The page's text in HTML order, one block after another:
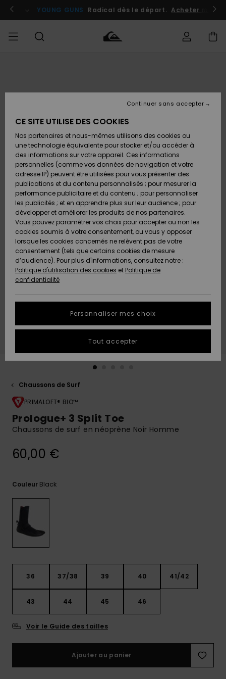
l'information
le
Se connecter / s'inscrire
YOUNG GUNS Radical dès le départ. Acheter
Chaussures
& Tongs
Surf
Snow
Nouveautés
A
Découvrir
Chaussures
& Tongs
Surf
Snow
Nouveautés
A
Découvrir
FEMME
A
Découvrir
Snow
SURF
Surf
Shop
Enfant
Highlights
Communauté
SNOW
Snow
Shop
Enfant
Snow
Shop
Femme
A
Découvrir
Communauté
OUTLET
Enfant
Outlet
Femme
AIDE &
CONTACT
Retours
Paiement
Carte
Cadeau
Quiksilver
Freedom
Protection
des
tailles
conversation
obtenir la
plus rapide
question.
Consulter
MAGASINS
QUIKSILVER
Chaussons de Surf
PRIMALOFT® BIO™
Prologue+ 3 Split Toe
Chaussons de surf en néoprène Noir Homme
60,00 €
Couleur Black
36 37/38 39 40 41/42
43 44 45 46
Voir le Guide des tailles
Ajouter au panier
CE SITE UTILISE DES COOKIES
Nos partenaires et nous-mêmes utilisons des cookies ou
une technologie équivalente pour stocker et/ou accéder à
des informations sur votre appareil. Ces informations
personnelles (comme vos données de navigation et votre
adresse IP) peuvent être utilisées pour vous présenter des
publications et du contenu personnalisés ; pour mesurer la
performance publicitaire et du contenu ; pour personnaliser
les publicités ; et en apprendre plus sur leur audience ; pour
développer et améliorer les produits de nos partenaires.
Vous pouvez paramétrer vos choix pour accepter ou non les
cookies soumis à votre consentement, ou vous y opposer
lorsque les cookies concernés ne relèvent pas de votre
consentement (tels que certains cookies de mesure
d’audience). Pour plus d'informations, consultez notre :
Politique d'utilisation des cookies et Politique de
confidentialité
Personnaliser mes choix
Continuer sans accepter
Tout accepter